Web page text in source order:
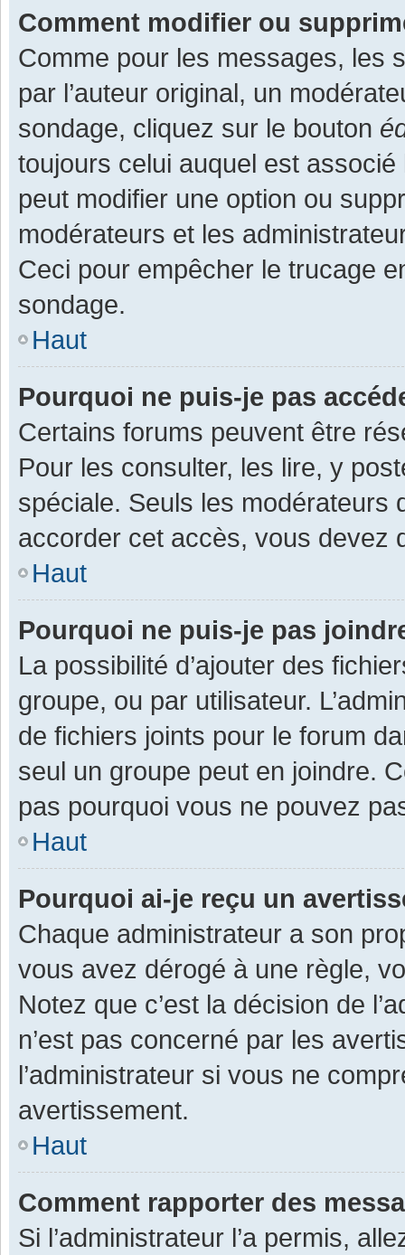
Comment modifier ou
Comme pour les messages, les
par l’auteur original, un
sondage, cliquez sur le bouton
toujours celui auquel est associé
peut modifier une option ou
modérateurs et les
Ceci pour empêcher le trucage
sondage.
Haut
Pourquoi ne puis-je pas
Certains forums peuvent être
Pour les consulter, les lire, y
spéciale. Seuls les modérateurs
accorder cet accès, vous devez
Haut
Pourquoi ne puis-je pas
La possibilité d’ajouter des
groupe, ou par utilisateur.
de fichiers joints pour le forum
seul un groupe peut en joindre.
pas pourquoi vous ne pouvez
Haut
Pourquoi ai-je reçu un
Chaque administrateur a son
vous avez dérogé à une règle,
Notez que c’est la décision de
n’est pas concerné par les
l’administrateur si vous ne
avertissement.
Haut
Comment rapporter des
Si l’administrateur l’a permis,